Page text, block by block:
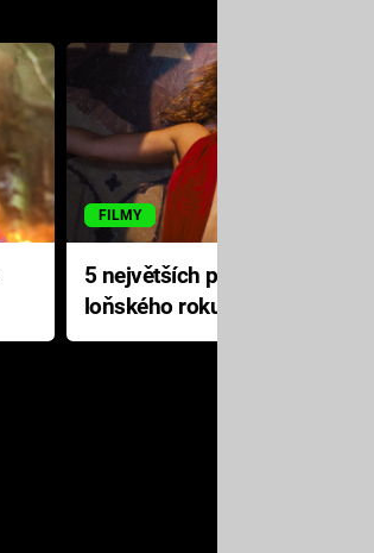
FILMY
5 největších propadáků
loňského roku: Disney na
jediné katastrofě prodělal 200